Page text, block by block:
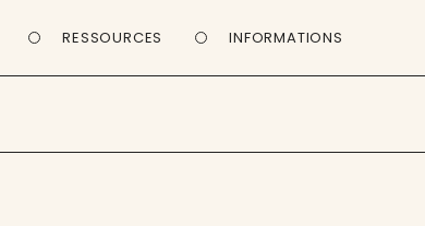
RESSOURCES INFORMATIONS